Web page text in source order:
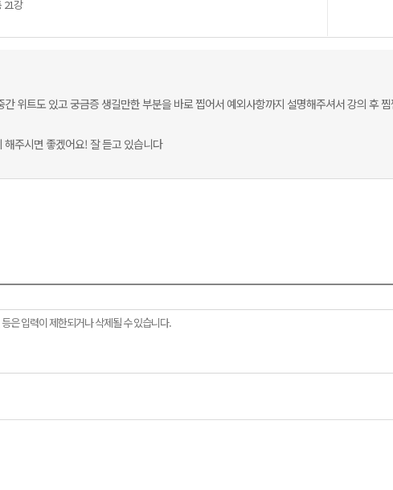
21강
위트도 있고 궁금증 생길만한 부분을 바로 찝어서 예외사항까지 설명해주셔서 강의 후
주시면 좋겠어요! 잘 듣고 있습니다